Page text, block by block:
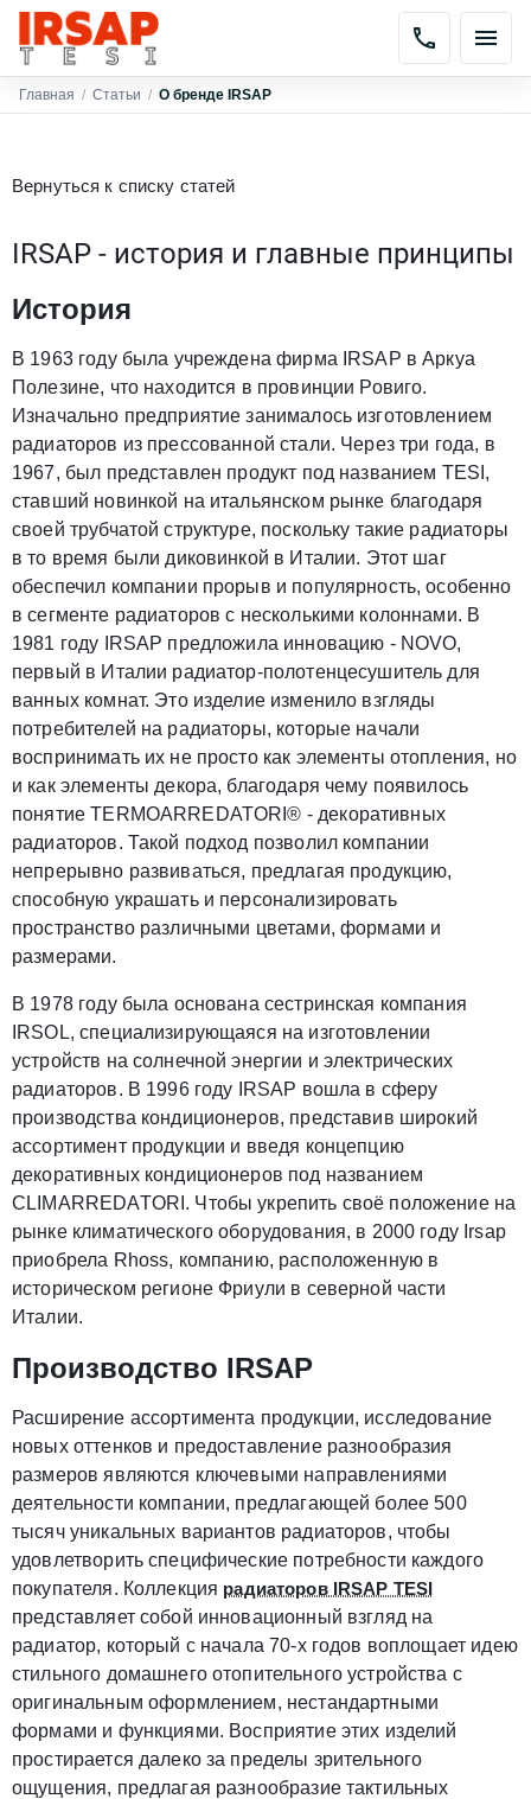
Главная / Статьи / О бренде IRSAP
Вернуться к списку статей
IRSAP - история и главные принципы
История
В 1963 году была учреждена фирма IRSAP в Аркуа
Полезине, что находится в провинции Ровиго.
Изначально предприятие занималось изготовлением
радиаторов из прессованной стали. Через три года, в
1967, был представлен продукт под названием TESI,
ставший новинкой на итальянском рынке благодаря
своей трубчатой структуре, поскольку такие радиаторы
в то время были диковинкой в Италии. Этот шаг
обеспечил компании прорыв и популярность, особенно
в сегменте радиаторов с несколькими колоннами. В
1981 году IRSAP предложила инновацию - NOVO,
первый в Италии радиатор-полотенцесушитель для
ванных комнат. Это изделие изменило взгляды
потребителей на радиаторы, которые начали
воспринимать их не просто как элементы отопления, но
и как элементы декора, благодаря чему появилось
понятие TERMOARREDATORI® - декоративных
радиаторов. Такой подход позволил компании
непрерывно развиваться, предлагая продукцию,
способную украшать и персонализировать
пространство различными цветами, формами и
размерами.
В 1978 году была основана сестринская компания
IRSOL, специализирующаяся на изготовлении
устройств на солнечной энергии и электрических
радиаторов. В 1996 году IRSAP вошла в сферу
производства кондиционеров, представив широкий
ассортимент продукции и введя концепцию
декоративных кондиционеров под названием
CLIMARREDATORI. Чтобы укрепить своё положение на
рынке климатического оборудования, в 2000 году Irsap
приобрела Rhoss, компанию, расположенную в
историческом регионе Фриули в северной части
Италии.
Производство IRSAP
Расширение ассортимента продукции, исследование
новых оттенков и предоставление разнообразия
размеров являются ключевыми направлениями
деятельности компании, предлагающей более 500
тысяч уникальных вариантов радиаторов, чтобы
удовлетворить специфические потребности каждого
покупателя. Коллекция радиаторов IRSAP TESI
представляет собой инновационный взгляд на
радиатор, который с начала 70-х годов воплощает идею
стильного домашнего отопительного устройства с
оригинальным оформлением, нестандартными
формами и функциями. Восприятие этих изделий
простирается далеко за пределы зрительного
ощущения, предлагая разнообразие тактильных